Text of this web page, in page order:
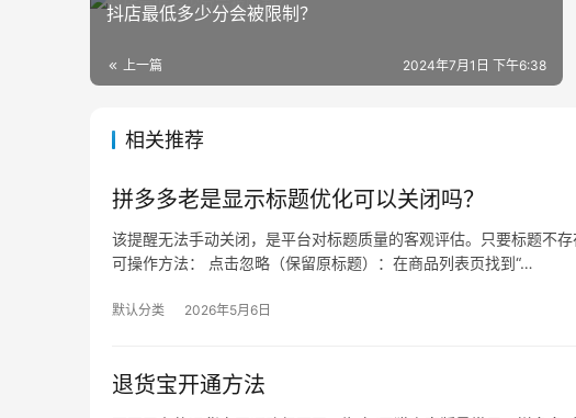
抖店最低多少分会被限制？
上一篇 2024年7月1日 下午6:38
相关推荐
拼多多老是显示标题优化可以关闭吗？
该提醒无法手动关闭，是平台对标题质量的客观评估。只要标题不
可操作方法： 点击忽略（保留原标题）：在商品列表页找到“…
默认分类 2026年5月6日
退货宝开通方法